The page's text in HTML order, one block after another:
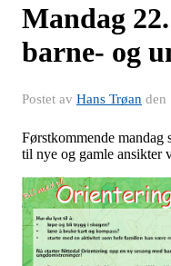
Mandag
barne- og
Postet av Hans Trøan den
Førstkommende
til nye og gamle ansikter